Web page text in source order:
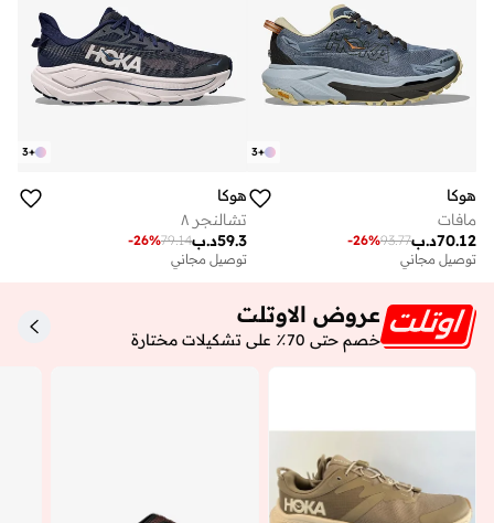
+
3
هوكا
مافات
د.ب70.12
93.77
-26%
توصيل مجاني
+
3
هوكا
تشالنجر ٨
د.ب59.3
79.14
-26%
توصيل مجاني
عروض الاوتلت
خصم حتى 70٪ على تشكيلات مختارة